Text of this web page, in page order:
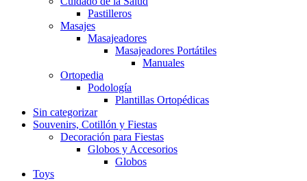
Pastilleros
Masajes
Masajeadores
Masajeadores Portátiles
Manuales
Ortopedia
Podología
Plantillas Ortopédicas
Sin categorizar
Souvenirs, Cotillón y Fiestas
Decoración para Fiestas
Globos y Accesorios
Globos
Toys